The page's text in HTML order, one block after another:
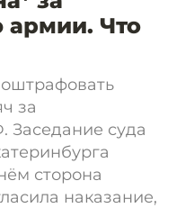
армии. Что
за
суда
сторона
наказание,